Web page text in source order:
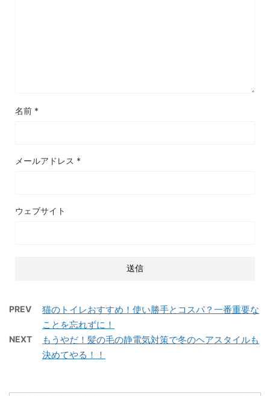
名前 *
メールアドレス *
ウェブサイト
PREV
猫のトイレおすすめ！使い勝手とコスパ？一番重要な
ことを忘れずに！
NEXT
もうやだ！髪の毛の静電気対策で冬のヘアスタイルも
決めてやる！！